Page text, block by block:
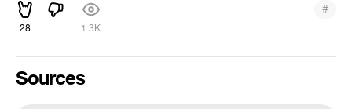
28 1.3K
#
Sources